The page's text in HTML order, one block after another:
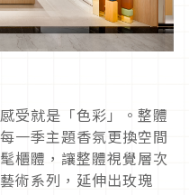
受就是「色彩」。整體
一季主題香氛更換空間
櫃體，讓整體視覺層次
術系列，延伸出玫瑰